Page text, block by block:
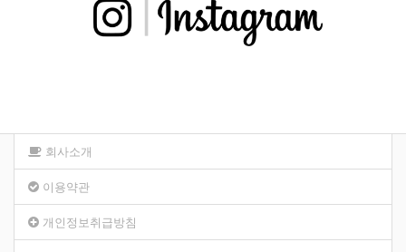
회사소개
이용약관
개인정보취급방침